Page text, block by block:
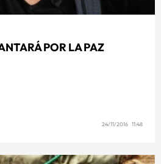
POR LA PAZ
24/11/2016 11:48